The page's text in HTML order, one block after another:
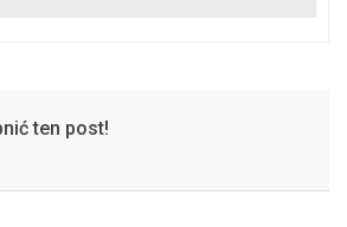
ten post!